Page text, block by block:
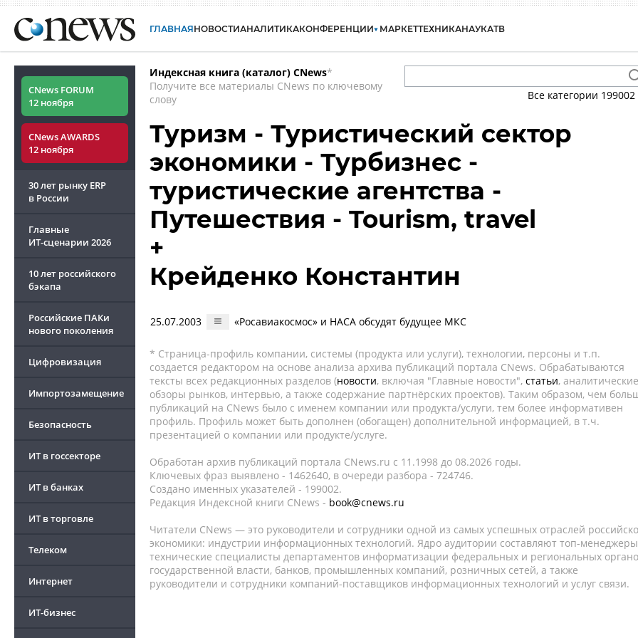
ГЛАВНАЯНОВОСТИАНАЛИТИКАКОНФЕРЕНЦИИ МАРКЕТТЕХНИКАНАУКАТВ
CNews FORUM
12 ноября
CNews AWARDS
12 ноября
30 лет рынку ERP
в России
Главные
ИТ-сценарии 2026
10 лет российского
бэкапа
Российские ПАКи
нового поколения
Цифровизация
Импортозамещение
Безопасность
ИТ в госсекторе
ИТ в банках
ИТ в торговле
Телеком
Интернет
ИТ-бизнес
Индексная книга (каталог) CNews*
Получите все материалы CNews по ключевому
слову
Все категории 199002
Туризм - Туристический сектор
экономики - Турбизнес -
туристические агентства -
Путешествия - Tourism, travel
+
Крейденко Константин
25.07.2003 «Росавиакосмос» и НАСА обсудят будущее МКС
* Страница-профиль компании, системы (продукта или услуги), технологии, персоны и т.п.
создается редактором на основе анализа архива публикаций портала CNews. Обрабатываются
тексты всех редакционных разделов (новости, включая "Главные новости", статьи, аналитические
обзоры рынков, интервью, а также содержание партнёрских проектов). Таким образом, чем
публикаций на CNews было с именем компании или продукта/услуги, тем более информативен
профиль. Профиль может быть дополнен (обогащен) дополнительной информацией, в т.ч.
презентацией о компании или продукте/услуге.
Обработан архив публикаций портала CNews.ru c 11.1998 до 08.2026 годы.
Ключевых фраз выявлено - 1462640, в очереди разбора - 724746.
Создано именных указателей - 199002.
Редакция Индексной книги CNews - book@cnews.ru
Читатели CNews — это руководители и сотрудники одной из самых успешных отраслей
экономики: индустрии информационных технологий. Ядро аудитории составляют топ-
технические специалисты департаментов информатизации федеральных и региональных
государственной власти, банков, промышленных компаний, розничных сетей, а также
руководители и сотрудники компаний-поставщиков информационных технологий и услуг связи.